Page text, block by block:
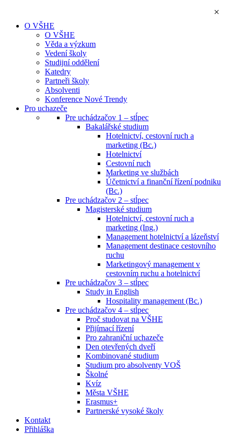
O VŠHE
O VŠHE
Věda a výzkum
Vedení školy
Studijní oddělení
Katedry
Partneři školy
Absolventi
Konference Nové Trendy
Pro uchazeče
Pre uchádzačov 1 – stĺpec
Bakalářské studium
Hotelnictví, cestovní ruch a
marketing (Bc.)
Hotelnictví
Cestovní ruch
Marketing ve službách
Účetnictví a finanční řízení podniku
(Bc.)
Pre uchádzačov 2 – stĺpec
Magisterské studium
Hotelnictví, cestovní ruch a
marketing (Ing.)
Management hotelnictví a lázeňství
Management destinace cestovního
ruchu
Marketingový management v
cestovním ruchu a hotelnictví
Pre uchádzačov 3 – stĺpec
Study in English
Hospitality management (Bc.)
Pre uchádzačov 4 – stĺpec
Proč studovat na VŠHE
Přijímací řízení
Pro zahraniční uchazeče
Den otevřených dveří
Kombinované studium
Studium pro absolventy VOŠ
Školné
Kvíz
Města VŠHE
Erasmus+
Partnerské vysoké školy
Kontakt
Přihláška
×